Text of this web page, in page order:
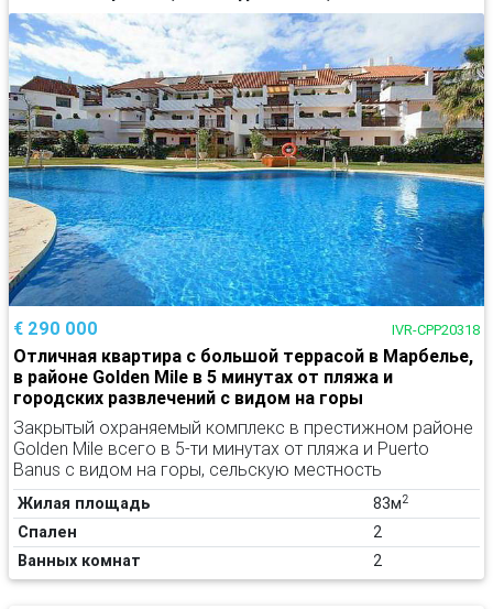
€ 290 000 IVR-CPP20318
Отличная квартира с большой террасой в Марбелье,
в районе Golden Mile в 5 минутах от пляжа и
городских развлечений с видом на горы
Закрытый охраняемый комплекс в престижном районе
Golden Mile всего в 5-ти минутах от пляжа и Puerto
Banus с видом на горы, сельскую местность
Жилая площадь 83м2
Спален
2
Ванных комнат
2